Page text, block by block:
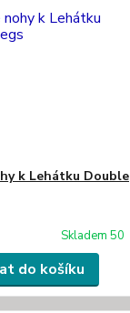
k Lehátku Double
Skladem 50
do košíku